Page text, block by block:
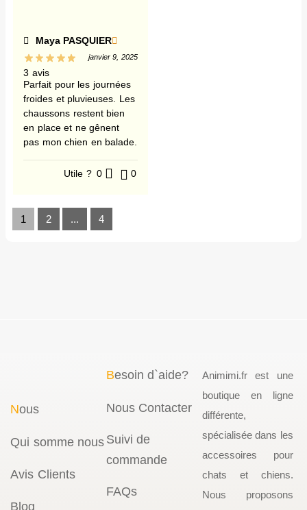
Maya PASQUIER
3 avis
janvier 9, 2025
Parfait pour les journées
froides et pluvieuses. Les
chaussons restent bien
en place et ne gênent
pas mon chien en balade.
Utile ? 0 0
1 2 ... 4
Nous
Qui somme nous
Avis Clients
Blog
Besoin d`aide?
Nous Contacter
Suivi de
commande
FAQs
Animimi.fr est une
boutique en ligne
différente,
spécialisée dans les
accessoires pour
chats et chiens.
Nous proposons